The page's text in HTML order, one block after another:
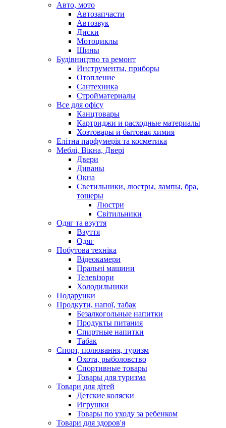
Авто, мото
Автозапчасти
Автозвук
Диски
Мотоциклы
Шины
Будівництво та ремонт
Инструменты, приборы
Отопление
Сантехника
Стройматериалы
Все для офісу
Канцтовары
Картриджи и расходные материалы
Хозтовары и бытовая химия
Елітна парфумерія та косметика
Меблі, Вікна, Двері
Двери
Диваны
Окна
Светильники, люстры, лампы, бра,
тошеры
Люстри
Світильники
Одяг та взуття
Взуття
Одяг
Побутова техніка
Відеокамери
Пральні машини
Телевізори
Холодильники
Подарунки
Продкути, напої, табак
Безалкогольные напитки
Продукты питания
Спиртные напитки
Табак
Спорт, полювання, туризм
Охота, рыболовство
Спортивные товары
Товары для туризма
Товари для дітей
Детские коляски
Игрушки
Товары по уходу за ребенком
Товари для здоров'я